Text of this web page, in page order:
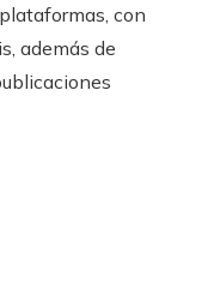
con
además de